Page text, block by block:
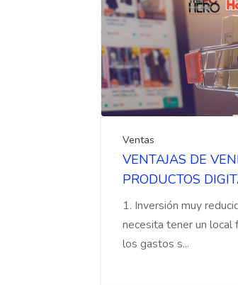
Ventas
VENTAJAS DE
PRODUCTOS
1. Inversión muy
necesita tener un local
los gastos s...